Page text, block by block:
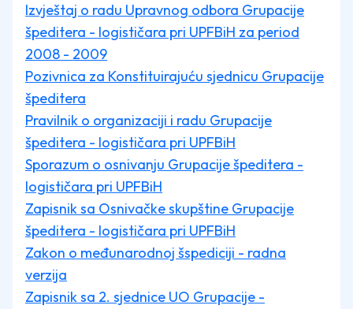
Izvještaj o radu Upravnog odbora Grupacije
špeditera - logističara pri UPFBiH za period
2008 - 2009
Pozivnica za Konstituirajuću sjednicu Grupacije
špeditera
Pravilnik o organizaciji i radu Grupacije
špeditera - logističara pri UPFBiH
Sporazum o osnivanju Grupaciješpeditera -
logističara pri UPFBiH
Zapisnik sa Osnivačke skupštine Grupacije
špeditera - logističara pri UPFBiH
Zakon o međunarodnoj šspediciji - radna
verzija
Zapisnik sa 2. sjednice UO Grupacije -